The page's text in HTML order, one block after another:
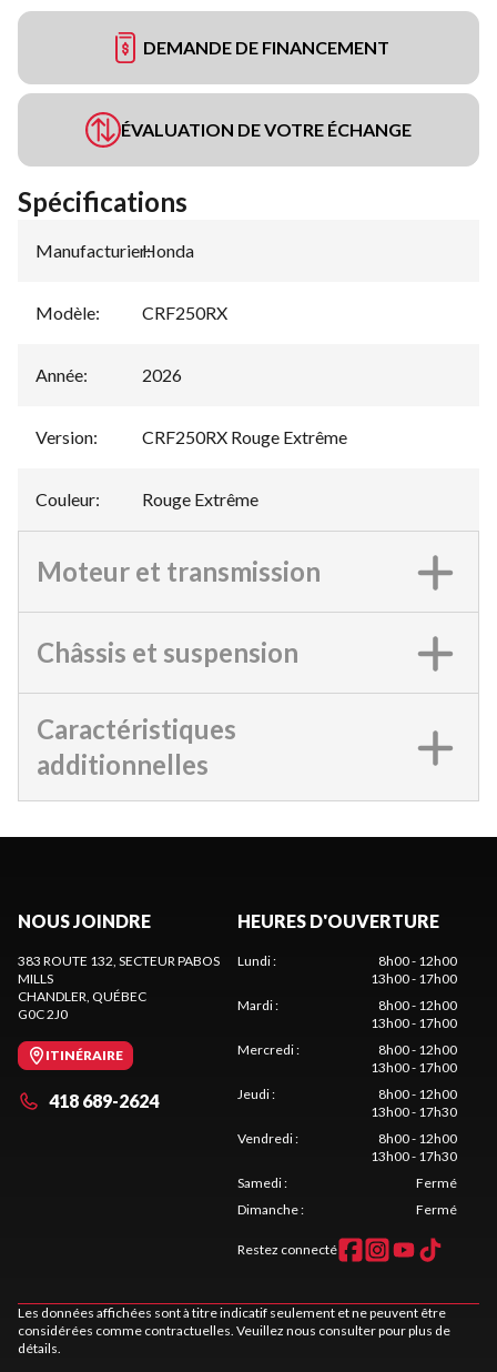
DEMANDE DE FINANCEMENT
ÉVALUATION DE VOTRE ÉCHANGE
Spécifications
Manufacturier:
Honda
Modèle: CRF250RX
Année: 2026
Version: CRF250RX Rouge Extrême
Couleur: Rouge Extrême
Moteur et transmission
Châssis et suspension
Caractéristiques
additionnelles
NOUS JOINDRE
383 ROUTE 132, SECTEUR PABOS
MILLS
CHANDLER, QUÉBEC
G0C 2J0
ITINÉRAIRE
418 689-2624
HEURES D'OUVERTURE
Lundi:
8h00 - 12h00
13h00 - 17h00
Mardi:
8h00 - 12h00
13h00 - 17h00
Mercredi:
8h00 - 12h00
13h00 - 17h00
Jeudi:
8h00 - 12h00
13h00 - 17h30
Vendredi:
8h00 - 12h00
13h00 - 17h30
Samedi:
Fermé
Dimanche: Fermé
Restez connecté
Les données affichées sont à titre indicatif seulement et ne peuvent être
considérées comme contractuelles. Veuillez nous consulter pour plus de
détails.